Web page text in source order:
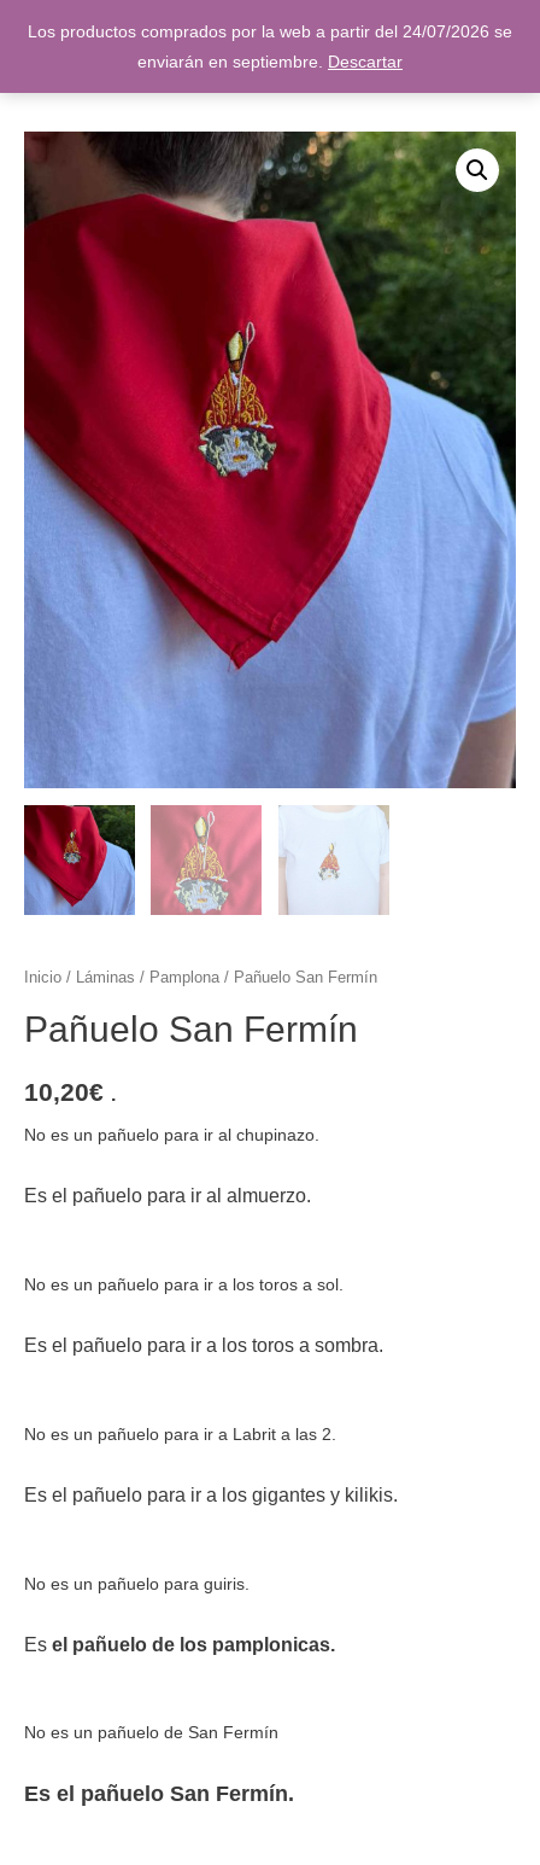
Inicio / Láminas / Pamplona / Pañuelo San Fermín
Pañuelo San Fermín
10,20€ .
No es un pañuelo para ir al chupinazo.
Es el pañuelo para ir al almuerzo.
No es un pañuelo para ir a los toros a sol.
Es el pañuelo para ir a los toros a sombra.
No es un pañuelo para ir a Labrit a las 2.
Es el pañuelo para ir a los gigantes y kilikis.
No es un pañuelo para guiris.
Es el pañuelo de los pamplonicas.
No es un pañuelo de San Fermín
Es el pañuelo San Fermín.
Los productos comprados por la web a partir del 24/07/2026 se
enviarán en septiembre. Descartar